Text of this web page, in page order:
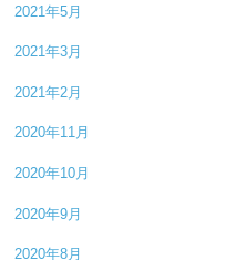
2021年5月
2021年3月
2021年2月
2020年11月
2020年10月
2020年9月
2020年8月